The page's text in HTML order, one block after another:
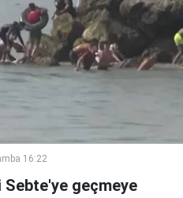
16:22
geçmeye